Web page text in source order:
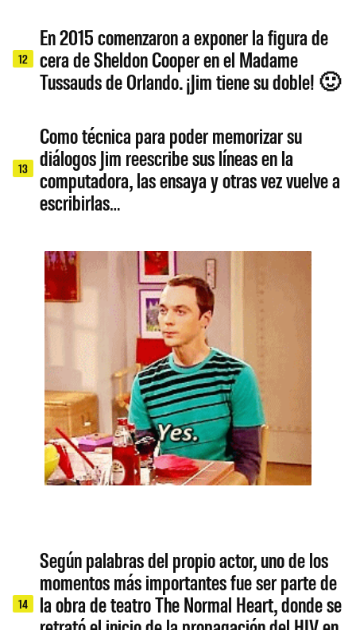
12
En 2015 comenzaron a exponer la figura de
cera de Sheldon Cooper en el Madame
Tussauds de Orlando. ¡Jim tiene su doble! 🙂
13
Como técnica para poder memorizar su
diálogos Jim reescribe sus líneas en la
computadora, las ensaya y otras vez vuelve a
escribirlas…
14
Según palabras del propio actor, uno de los
momentos más importantes fue ser parte de
la obra de teatro The Normal Heart, donde se